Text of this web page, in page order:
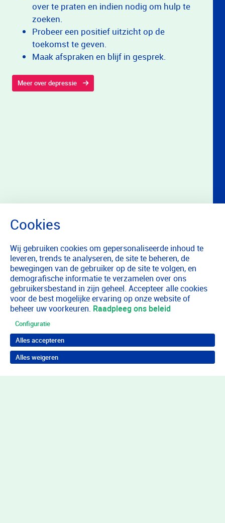
over te praten en indien nodig om hulp te
zoeken.
Probeer een positief uitzicht op de
toekomst te geven.
Maak afspraken en blijf in gesprek.
Meer over depressie
Wij gebruiken cookies om gepersonaliseerde inhoud te
leveren, trends te analyseren, de site te beheren, de
bewegingen van de gebruiker op de site te volgen, en
demografische informatie te verzamelen over ons
gebruikersbestand in zijn geheel. Accepteer alle cookies
voor de best mogelijke ervaring op onze website of
beheer uw voorkeuren. Raadpleeg ons beleid
Configuratie
Alles accepteren
Alles weigeren